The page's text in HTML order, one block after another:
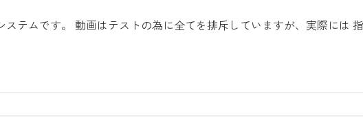
テムです。 動画はテストの為に全てを排斥していますが、実際には